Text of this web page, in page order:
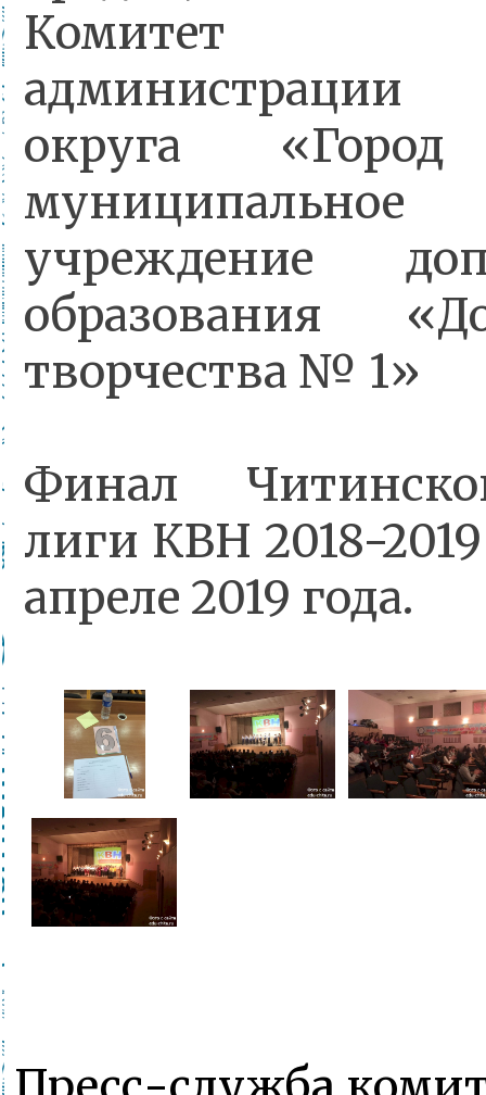
Комитет
администрации
округа
учреждение
образования
творчества № 1»
Финал
лиги КВН 2018-
апреле 2019 года.